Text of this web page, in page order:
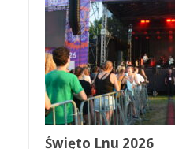
Święto Lnu 2026